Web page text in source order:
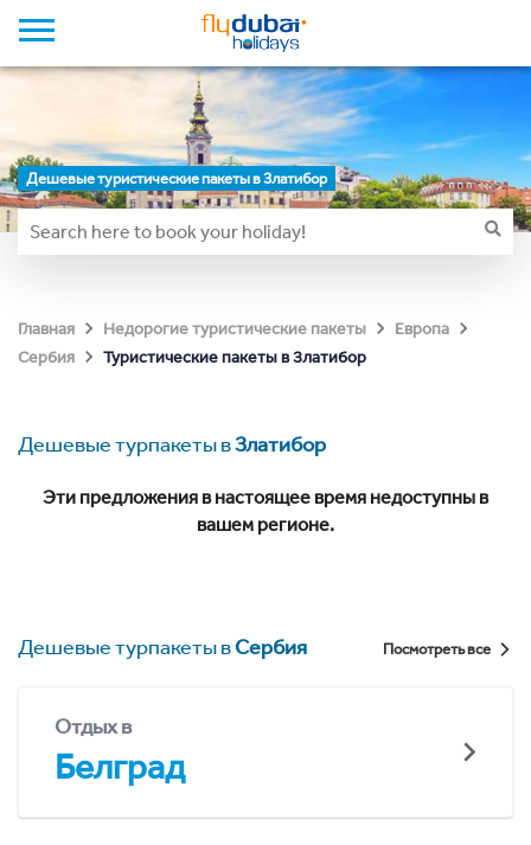
Дешевые туристические пакеты в Златибор
Главная Недорогие туристические пакеты
Европа
Сербия
Туристические пакеты в Златибор
Дешевые турпакеты вЗлатибор
Эти предложения в настоящее время недоступны в
вашем регионе.
Дешевые турпакеты вСербия Посмотреть все
Отдых в
Белград